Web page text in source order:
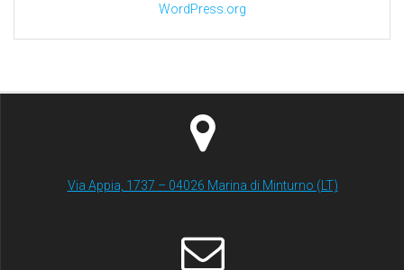
WordPress.org
Via Appia, 1737 – 04026 Marina di Minturno (LT)